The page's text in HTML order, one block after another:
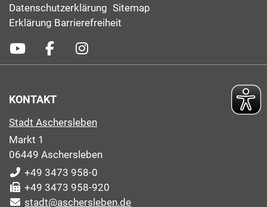
Datenschutzerklärung Sitemap
Erklärung Barrierefreiheit
KONTAKT
Stadt Aschersleben
Markt 1
06449 Aschersleben
+49 3473 958-0
+49 3473 958-920
stadt@aschersleben.de